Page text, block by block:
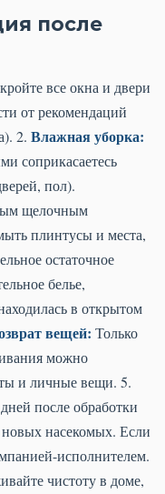
после
все окна и двери
от рекомендаций
2. Влажная уборка:
соприкасаетесь
пол).
щелочным
плинтусы и места,
остаточное
белье,
в открытом
вещей: Только
можно
и личные вещи. 5.
после обработки
новых насекомых. Если
исполнителем.
чистоту в доме,